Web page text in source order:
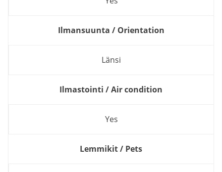
Ilmansuunta / Orientation
Länsi
Ilmastointi / Air condition
Yes
Lemmikit / Pets